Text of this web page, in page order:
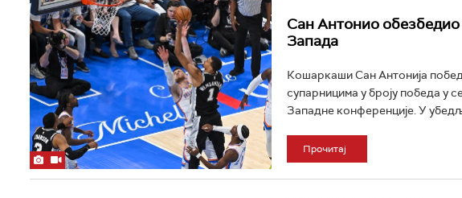
Сан Антонио
Запада
Кошаркаши Сан Антонија
супарницима у броју победа у
Западне конференције. У
Прочитај